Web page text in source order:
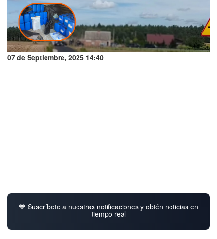
07 de Septiembre, 2025 14:40
💙 Suscríbete a nuestras notificaciones y obtén noticias en
tiempo real